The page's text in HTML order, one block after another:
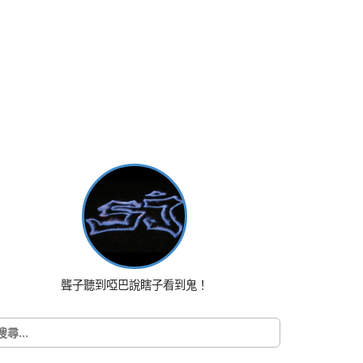
聾子聽到啞巴說瞎子看到鬼！